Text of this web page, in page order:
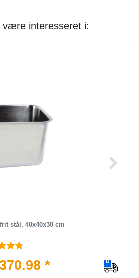
være interesseret i:
stål, 40x40x30 cm
*